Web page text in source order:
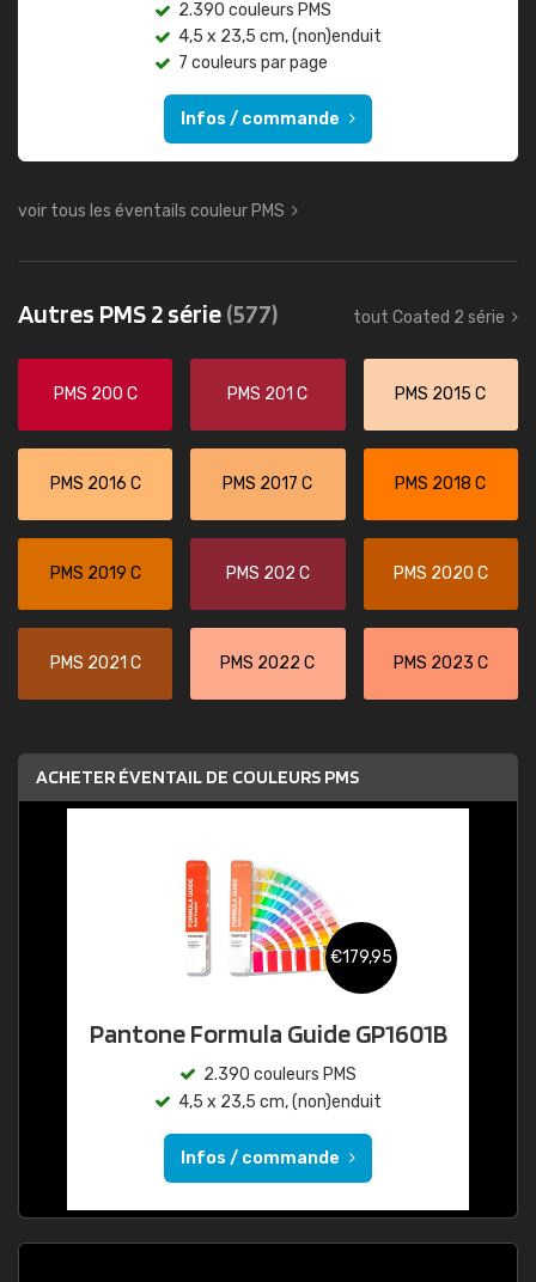
2.390 couleurs PMS
4,5 x 23,5 cm, (non)enduit
7 couleurs par page
Infos / commande
voir tous les éventails couleur PMS
Autres PMS 2 série(577) tout Coated 2 série
PMS 200 C PMS 201 C PMS 2015 C
PMS 2016 C PMS 2017 C PMS 2018 C
PMS 2019 C PMS 202 C PMS 2020 C
PMS 2021 C PMS 2022 C PMS 2023 C
ACHETER ÉVENTAIL DE COULEURS PMS
€179,95
Pantone Formula Guide GP1601B
2.390 couleurs PMS
4,5 x 23,5 cm, (non)enduit
Infos / commande